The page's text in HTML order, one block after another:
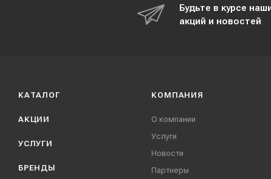
Будьте в курсе
акций и новостей
КАТАЛОГ
АКЦИИ
УСЛУГИ
БРЕНДЫ
КОМПАНИЯ
О компании
Услуги
Новости
Партнеры